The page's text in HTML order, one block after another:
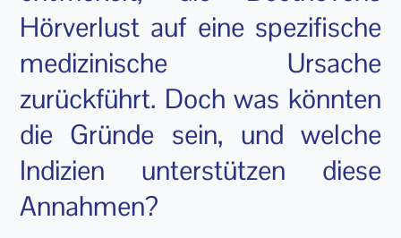
Hörverlust auf eine spezifische
medizinische Ursache
zurückführt. Doch was könnten
die Gründe sein, und welche
Indizien unterstützen diese
Annahmen?